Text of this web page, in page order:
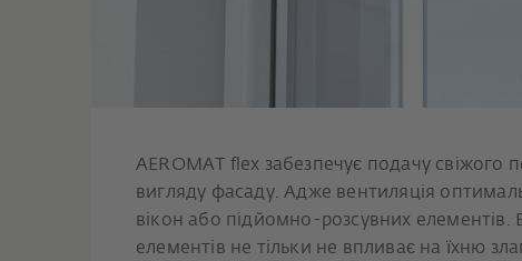
AEROMAT flex забезпечує подачу свіжого
вигляду фасаду. Адже вентиляція
вікон або підйомно-розсувних елементів.
елементів не тільки не впливає на їхню